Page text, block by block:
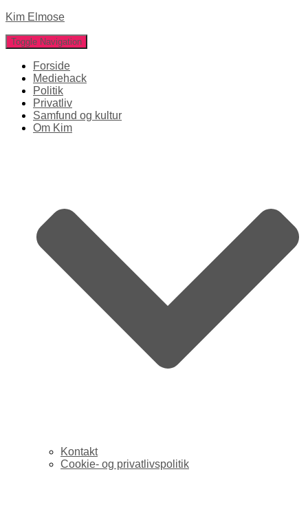
Kim Elmose
Toggle Navigation
Forside
Mediehack
Politik
Privatliv
Samfund og kultur
Om Kim
Kontakt
Cookie- og privatlivspolitik